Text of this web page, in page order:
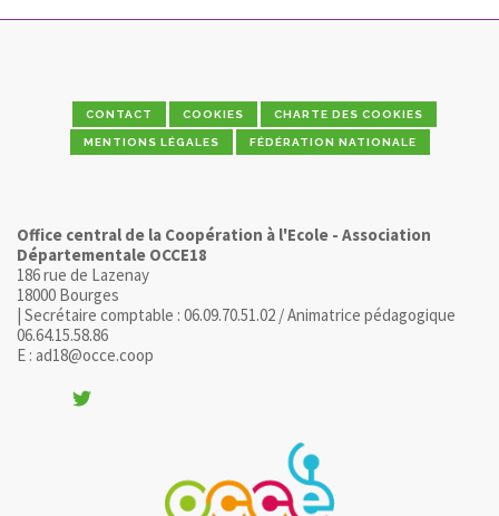
CONTACT COOKIES CHARTE DES COOKIES
MENTIONS LÉGALES FÉDÉRATION NATIONALE
Office central de la Coopération à l'Ecole - Association
Départementale OCCE18
186 rue de Lazenay
18000 Bourges
| Secrétaire comptable : 06.09.70.51.02 / Animatrice pédagogique
06.64.15.58.86
E : ad18@occe.coop